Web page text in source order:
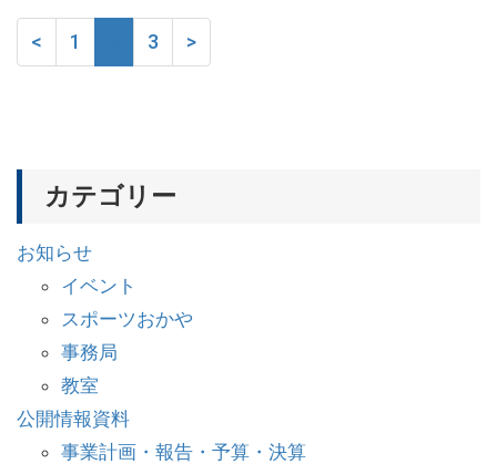
< 1 3 >
カテゴリー
お知らせ
イベント
スポーツおかや
事務局
教室
公開情報資料
事業計画・報告・予算・決算